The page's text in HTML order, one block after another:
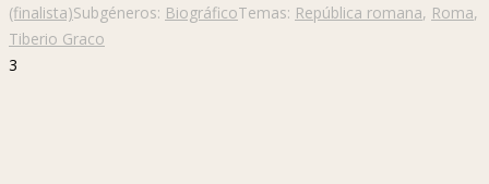
(finalista)Subgéneros: BiográficoTemas: República romana, Roma,
Tiberio Graco
3